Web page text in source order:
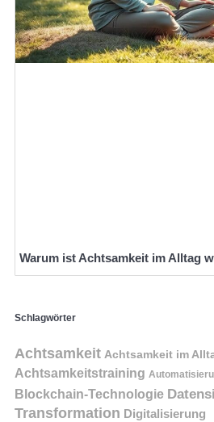
Warum ist Achtsamkeit im Alltag
Schlagwörter
Achtsamkeit Achtsamkeit im
Achtsamkeitstraining
Blockchain-Technologie
Transformation Digitalisierung